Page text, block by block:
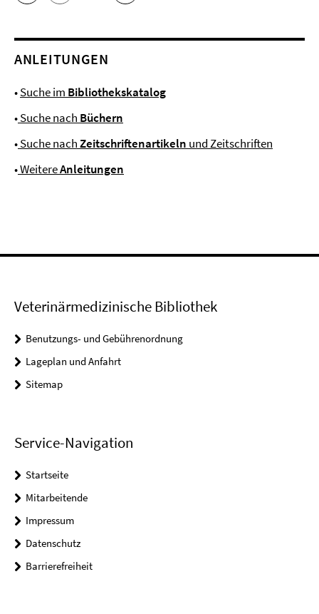
ANLEITUNGEN
•Suche im Bibliothekskatalog
•Suche nach Büchern
•Suche nachZeitschriftenartikeln und Zeitschriften
•WeitereAnleitungen
Veterinärmedizinische Bibliothek
Benutzungs- und Gebührenordnung
Lageplan und Anfahrt
Sitemap
Service-Navigation
Startseite
Mitarbeitende
Impressum
Datenschutz
Barrierefreiheit